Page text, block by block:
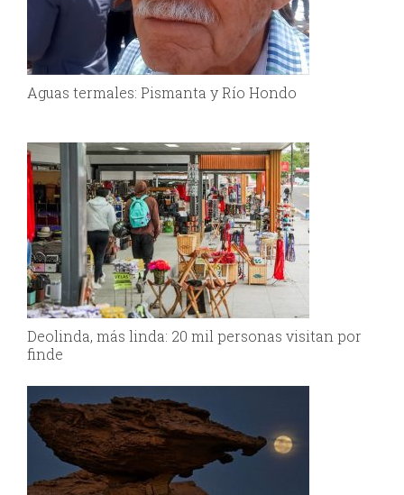
Aguas termales: Pismanta y Río Hondo
Deolinda, más linda: 20 mil personas visitan por
finde